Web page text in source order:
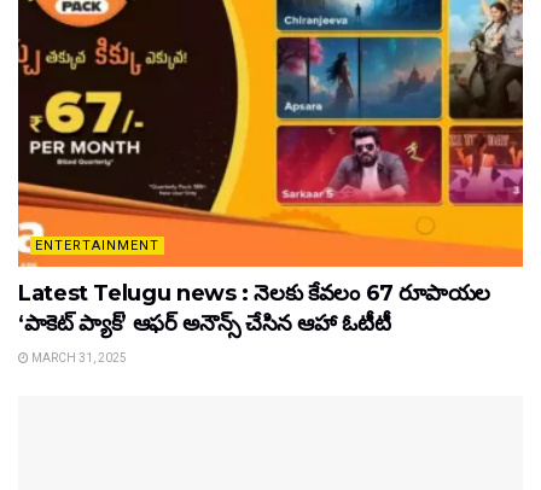
ENTERTAINMENT
Latest Telugu news : నెలకు కేవలం 67 రూపాయల
‘పాకెట్ ప్యాక్’ ఆఫర్ అనౌన్స్ చేసిన ఆహా ఓటీటీ
MARCH 31, 2025